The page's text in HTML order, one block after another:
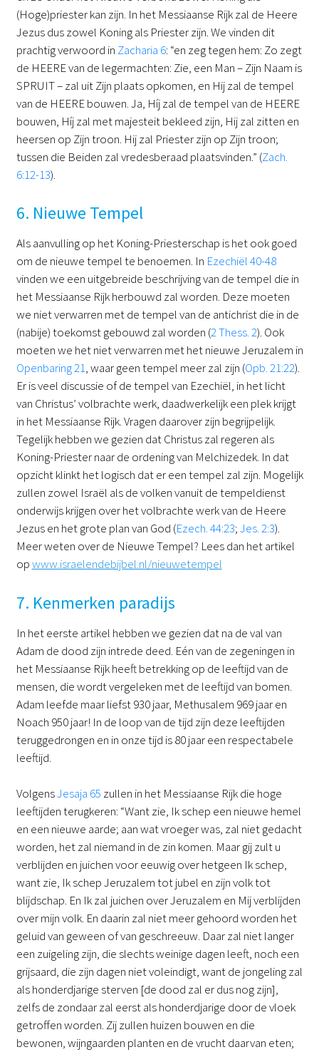
(Hoge)priester kan zijn. In het Messiaanse Rijk zal de Heere
Jezus dus zowel Koning als Priester zijn. We vinden dit
prachtig verwoord in Zacharia 6: “en zeg tegen hem: Zo zegt
de HEERE van de legermachten: Zie, een Man – Zijn Naam is
SPRUIT – zal uit Zijn plaats opkomen, en Hij zal de tempel
van de HEERE bouwen. Ja, Híj zal de tempel van de HEERE
bouwen, Híj zal met majesteit bekleed zijn, Hij zal zitten en
heersen op Zijn troon. Hij zal Priester zijn op Zijn troon;
tussen die Beiden zal vredesberaad plaatsvinden.” (Zach.
6:12-13).
6. Nieuwe Tempel
Als aanvulling op het Koning-Priesterschap is het ook goed
om de nieuwe tempel te benoemen. In Ezechiël 40-48
vinden we een uitgebreide beschrijving van de tempel die in
het Messiaanse Rijk herbouwd zal worden. Deze moeten
we niet verwarren met de tempel van de antichrist die in de
(nabije) toekomst gebouwd zal worden (2 Thess. 2). Ook
moeten we het niet verwarren met het nieuwe Jeruzalem in
Openbaring 21, waar geen tempel meer zal zijn (Opb. 21:22).
Er is veel discussie of de tempel van Ezechiël, in het licht
van Christus’ volbrachte werk, daadwerkelijk een plek krijgt
in het Messiaanse Rijk. Vragen daarover zijn begrijpelijk.
Tegelijk hebben we gezien dat Christus zal regeren als
Koning-Priester naar de ordening van Melchizedek. In dat
opzicht klinkt het logisch dat er een tempel zal zijn. Mogelijk
zullen zowel Israël als de volken vanuit de tempeldienst
onderwijs krijgen over het volbrachte werk van de Heere
Jezus en het grote plan van God (Ezech. 44:23;Jes. 2:3).
Meer weten over de Nieuwe Tempel? Lees dan het artikel
opwww.israelendebijbel.nl/nieuwetempel
7. Kenmerken paradijs
In het eerste artikel hebben we gezien dat na de val van
Adam de dood zijn intrede deed. Eén van de zegeningen in
het Messiaanse Rijk heeft betrekking op de leeftijd van de
mensen, die wordt vergeleken met de leeftijd van bomen.
Adam leefde maar liefst 930 jaar, Methusalem 969 jaar en
Noach 950 jaar! In de loop van de tijd zijn deze leeftijden
teruggedrongen en in onze tijd is 80 jaar een respectabele
leeftijd.
VolgensJesaja 65 zullen in het Messiaanse Rijk die hoge
leeftijden terugkeren: “Want zie, Ik schep een nieuwe hemel
en een nieuwe aarde; aan wat vroeger was, zal niet gedacht
worden, het zal niemand in de zin komen. Maar gij zult u
verblijden en juichen voor eeuwig over hetgeen Ik schep,
want zie, Ik schep Jeruzalem tot jubel en zijn volk tot
blijdschap. En Ik zal juichen over Jeruzalem en Mij verblijden
over mijn volk. En daarin zal niet meer gehoord worden het
geluid van geween of van geschreeuw. Daar zal niet langer
een zuigeling zijn, die slechts weinige dagen leeft, noch een
grijsaard, die zijn dagen niet voleindigt, want de jongeling zal
als honderdjarige sterven [de dood zal er dus nog zijn],
zelfs de zondaar zal eerst als honderdjarige door de vloek
getroffen worden. Zij zullen huizen bouwen en die
bewonen, wijngaarden planten en de vrucht daarvan eten;